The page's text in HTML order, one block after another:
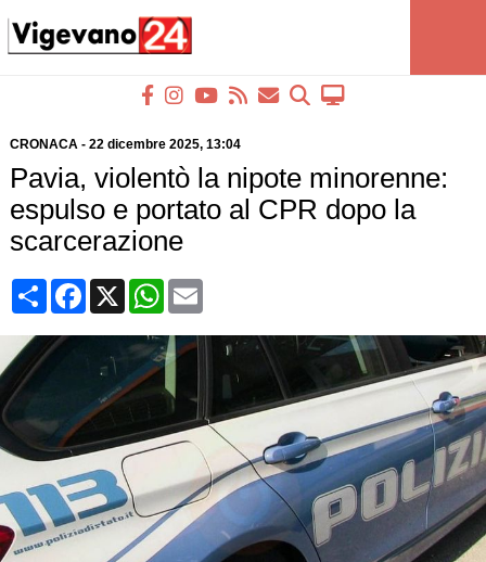
CRONACA- 22 dicembre 2025, 13:04
Pavia, violentò la nipote minorenne:
espulso e portato al CPR dopo la
scarcerazione
CondividiFacebook
X WhatsApp
Email